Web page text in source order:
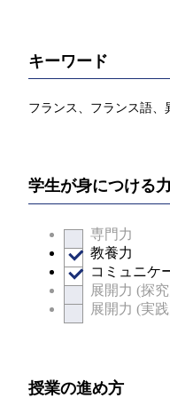
キーワード
フランス、フランス語
学生が身につける力
専門力
教養力
コミュニケ
展開力 (探
展開力 (実
授業の進め方